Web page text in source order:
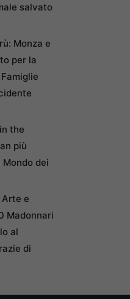
salvato
Monza e
per la
the
più
dei
e
Madonnari
al
di